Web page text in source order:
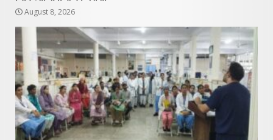
August 8, 2026